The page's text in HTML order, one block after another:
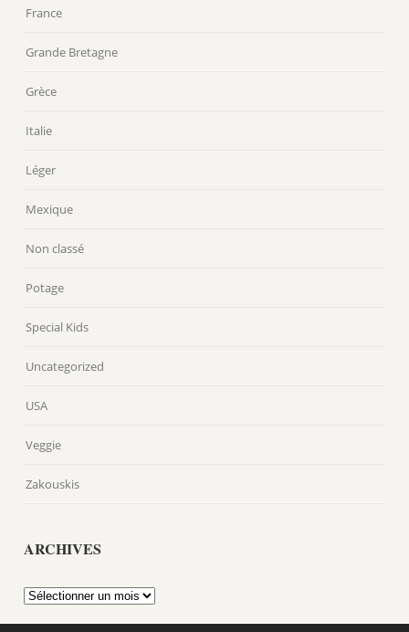
France
Grande Bretagne
Grèce
Italie
Léger
Mexique
Non classé
Potage
Special Kids
Uncategorized
USA
Veggie
Zakouskis
ARCHIVES
Archives